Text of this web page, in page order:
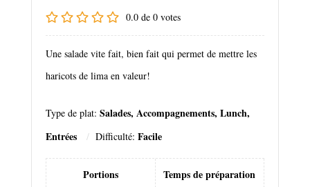
0.0de 0votes
Une salade vite fait, bien fait qui permet de mettre les
haricots de lima en valeur!
Type de plat: Salades, Accompagnements, Lunch,
Entrées
Difficulté: Facile
Portions Temps de préparation